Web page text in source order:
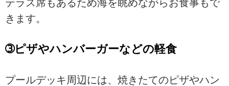
テラス席もあるため海を眺めながらお食事もで
きます。
➂ピザやハンバーガーなどの軽食
プールデッキ周辺には、焼きたてのピザやハン